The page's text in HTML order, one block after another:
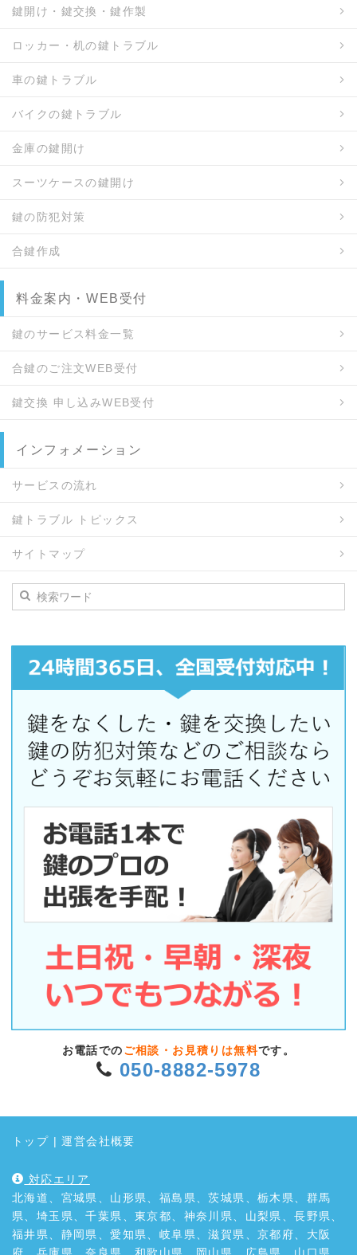
鍵開け・鍵交換・鍵作製
ロッカー・机の鍵トラブル
車の鍵トラブル
バイクの鍵トラブル
金庫の鍵開け
スーツケースの鍵開け
鍵の防犯対策
合鍵作成
料金案内・WEB受付
鍵のサービス料金一覧
合鍵のご注文WEB受付
鍵交換 申し込みWEB受付
インフォメーション
サービスの流れ
鍵トラブル トピックス
サイトマップ
お電話での ご相談・お見積りは無料です。
050-8882-5978
トップ |運営会社概要
対応エリア
北海道、宮城県、山形県、福島県、茨城県、栃木県、群馬
県、埼玉県、千葉県、東京都、神奈川県、山梨県、長野県、
福井県、静岡県、愛知県、岐阜県、滋賀県、京都府、大阪